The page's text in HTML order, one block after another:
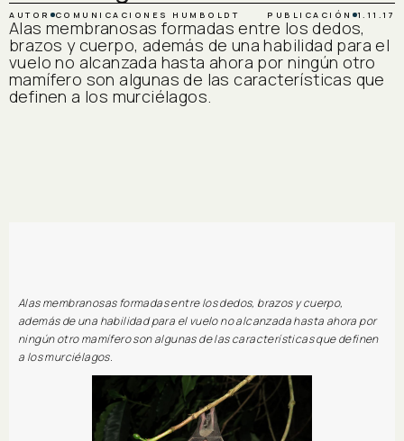
AUTOR COMUNICACIONES HUMBOLDT PUBLICACIÓN 1.11.17
Alas membranosas formadas entre los dedos,
brazos y cuerpo, además de una habilidad para el
vuelo no alcanzada hasta ahora por ningún otro
mamífero son algunas de las características que
definen a los murciélagos.
Alas membranosas formadas entre los dedos, brazos y cuerpo,
además de una habilidad para el vuelo no alcanzada hasta ahora por
ningún otro mamífero son algunas de las características que definen
a los murciélagos.